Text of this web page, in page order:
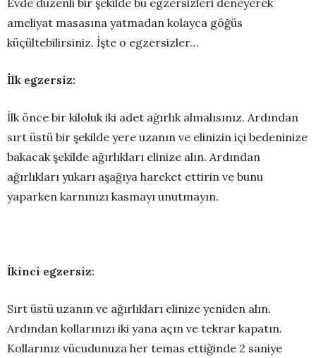
ameliyat masasına yatmadan kolayca göğüs
küçültebilirsiniz. İşte o egzersizler…
İlk egzersiz:
İlk önce bir kiloluk iki adet ağırlık almalısınız. Ardından
sırt üstü bir şekilde yere uzanın ve elinizin içi bedeninize
bakacak şekilde ağırlıkları elinize alın. Ardından
ağırlıkları yukarı aşağıya hareket ettirin ve bunu
yaparken karnınızı kasmayı unutmayın.
İkinci egzersiz:
Sırt üstü uzanın ve ağırlıkları elinize yeniden alın.
Ardından kollarınızı iki yana açın ve tekrar kapatın.
Kollarınız vücudunuza her temas ettiğinde 2 saniye